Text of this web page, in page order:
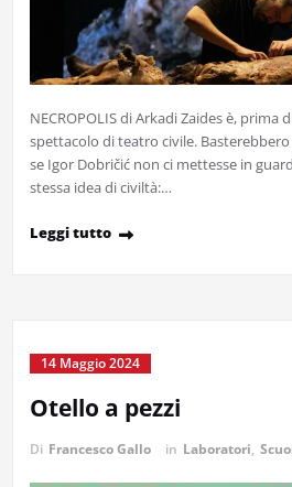
NECROPOLIS di Arkadi Zaides è, prima
spettacolo di teatro civile.
se Igor Dobričić non ci mettesse in
stessa idea di civiltà:…
Leggi tutto
14 Maggio 2024
Otello a pezzi
Di Francesco Gallo in Laboratori,